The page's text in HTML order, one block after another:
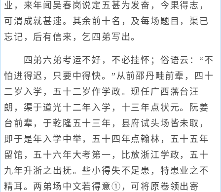
业，来年闻吴春岗说定五甚为发奋，今果得志，
可渭成就甚速。其余前十名，及每场题目，渠已
忘记，后有信来，乞四弟写出。
四弟六弟考运不好，不必挂怀；俗语云：“不
怕进得迟，只要中得快。”从前邵丹畦前辈，四十
二岁入学，五十二岁作学政。现任广西藩台汪
朗，渠于道光十二年入学，十三年点状元。阮姜
台前辈，于乾隆五十三年，县府试头场皆未取，
即于是年入学中举，五十四年点翰林，五十五年
留馆，五十六年大考第一，比放浙江学政，五十
九年升浙之出抚。些小得失不足患，特患业之不
精耳。两弟场中文若得意①，可将原卷领出寄